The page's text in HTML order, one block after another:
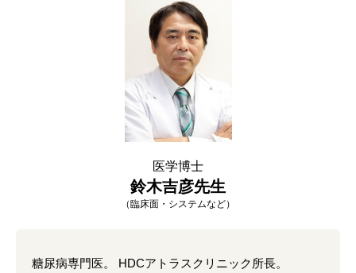
糖尿病専門医。 HDCアトラスクリニック所長。
医学博士
鈴木吉彦先生
（臨床面・システムなど）